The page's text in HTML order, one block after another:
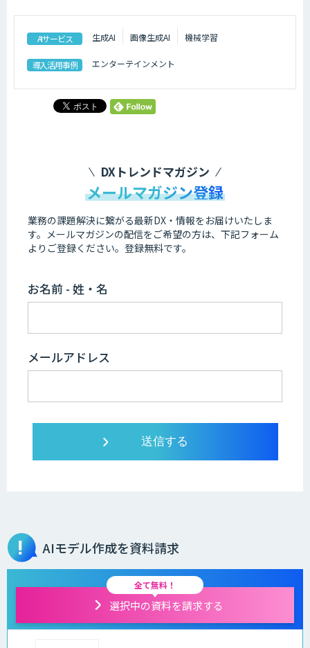
AIサービス 生成AI 画像生成AI 機械学習
導入活用事例 エンターテインメント
DXトレンドマガジン
メールマガジン登録
業務の課題解決に繋がる最新DX・情報をお届けいたしま
す。 メールマガジンの配信をご希望の方は、下記フォーム
よりご登録ください。登録無料です。
お名前 - 姓・名
メールアドレス
AIモデル作成を資料請求
全て無料！
選択中の資料を請求する